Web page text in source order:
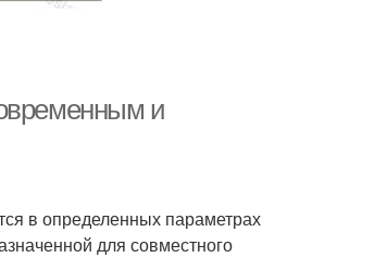
и
в определенных параметрах
для совместного